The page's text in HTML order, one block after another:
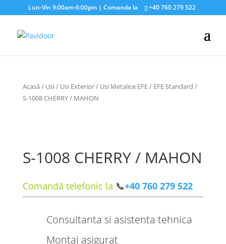
Lun-Vin 9:00am-6:00pm | Comanda la +40 760 279 522
Acasă/ Usi/ Usi Exterior/ Usi Metalice EFE/ EFE Standard /
S-1008 CHERRY / MAHON
S-1008 CHERRY / MAHON
Comandă telefonic la 📞+40 760 279 522
Consultanta si asistenta tehnica
Montaj asigurat